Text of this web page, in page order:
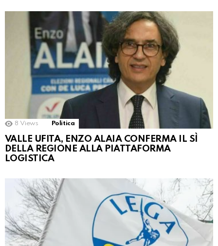
8 Views Politica
VALLE UFITA, ENZO ALAIA CONFERMA IL SÌ
DELLA REGIONE ALLA PIATTAFORMA
LOGISTICA